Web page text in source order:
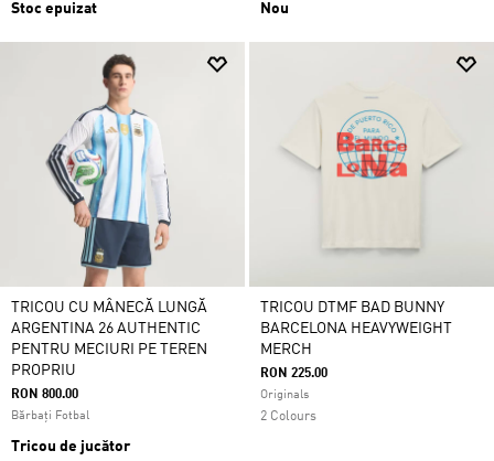
Stoc epuizat Nou
TRICOU CU MÂNECĂ LUNGĂ
ARGENTINA 26 AUTHENTIC
PENTRU MECIURI PE TEREN
PROPRIU
RON 800.00
Bărbați Fotbal
Tricou de jucător
TRICOU DTMF BAD BUNNY
BARCELONA HEAVYWEIGHT
MERCH
RON 225.00
Originals
2 Colours